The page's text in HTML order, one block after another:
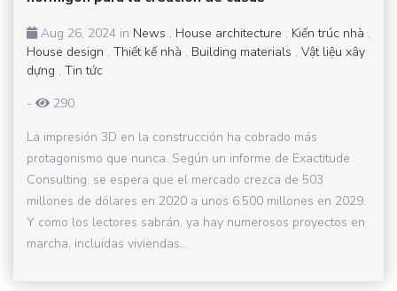
Aug 26, 2024 in News , House architecture , Kiến trúc nhà ,
House design , Thiết kế nhà , Building materials , Vật liệu xây
dựng , Tin tức
-
290
La impresión 3D en la construcción ha cobrado más
protagonismo que nunca. Según un informe de Exactitude
Consulting, se espera que el mercado crezca de 503
millones de dólares en 2020 a unos 6.500 millones en 2029.
Y como los lectores sabrán, ya hay numerosos proyectos en
marcha, incluidas viviendas...